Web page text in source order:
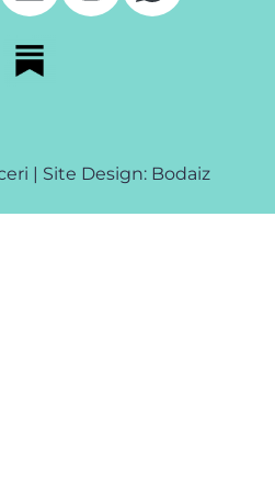
| Site Design: Bodaiz